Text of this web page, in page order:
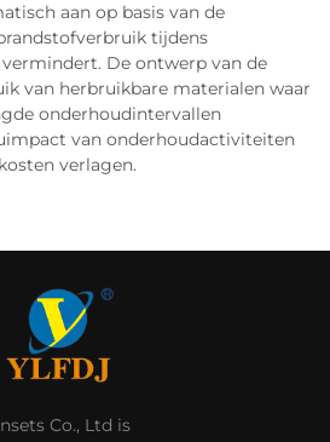
aan op basis van de
tijdens
De ontwerp van de
van herbruikbare materialen waar
onderhoudintervallen
van onderhoudactiviteiten
verlagen.
Co., Ltd is